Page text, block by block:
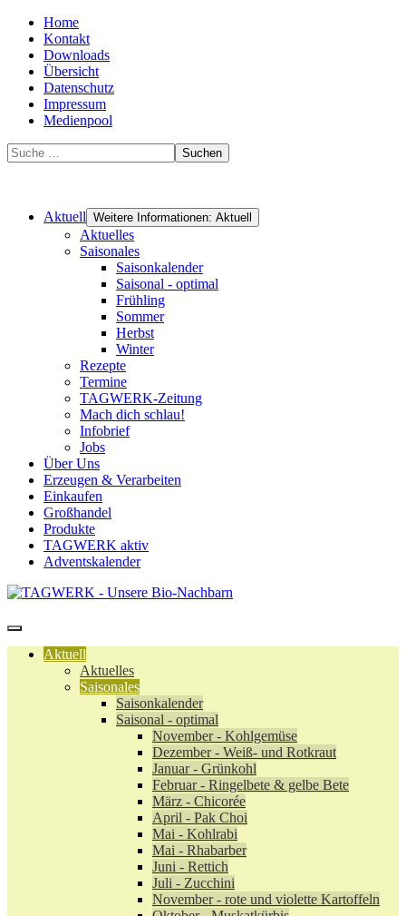
Home
Kontakt
Downloads
Übersicht
Datenschutz
Impressum
Medienpool
Suchen
Aktuell Weitere Informationen: Aktuell
Aktuelles
Saisonales
Saisonkalender
Saisonal - optimal
Frühling
Sommer
Herbst
Winter
Rezepte
Termine
TAGWERK-Zeitung
Mach dich schlau!
Infobrief
Jobs
Über Uns
Erzeugen & Verarbeiten
Einkaufen
Großhandel
Produkte
TAGWERK aktiv
Adventskalender
Aktuell
Aktuelles
Saisonales
Saisonkalender
Saisonal - optimal
November - Kohlgemüse
Dezember - Weiß- und Rotkraut
Januar - Grünkohl
Februar - Ringelbete & gelbe Bete
März - Chicorée
April - Pak Choi
Mai - Kohlrabi
Mai - Rhabarber
Juni - Rettich
Juli - Zucchini
November - rote und violette Kartoffeln